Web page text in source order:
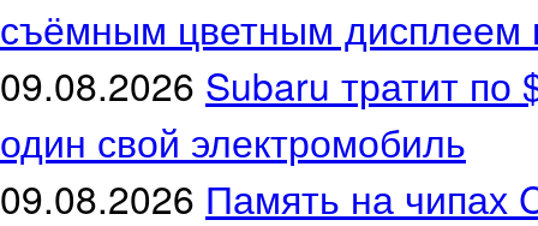
съёмным цветным дисплеем
09.08.2026 Subaru тратит
один свой электромобиль
09.08.2026 Память на чипах